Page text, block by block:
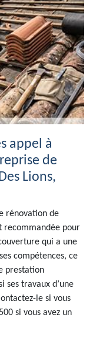
appel à
de
Lions,
rénovation de
recommandée pour
qui a une
compétences, ce
prestation
ses travaux d’une
le si vous
si vous avez un